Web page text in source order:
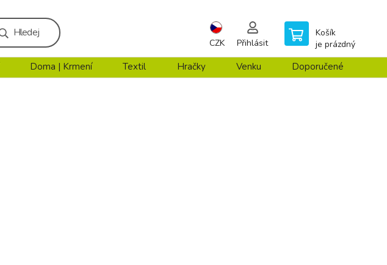
Hledej
CZK Přihlásit
Košík
je prázdný
Doma | Krmení Textil Hračky Venku Doporučené